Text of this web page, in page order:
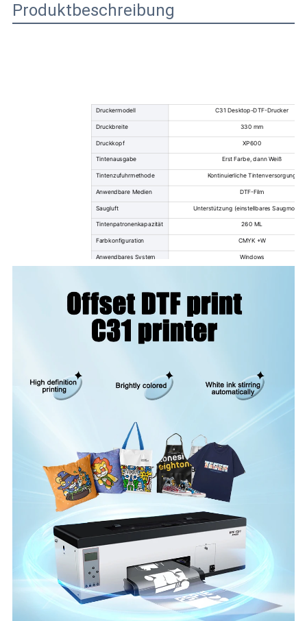
Produktbeschreibung
Druckermodell C31 Desktop-DTF-Drucker
Druckbreite 330 mm
Druckkopf XP600
Tintenausgabe Erst Farbe, dann Weiß
Tintenzufuhrmethode Kontinuierliche Tintenversorgung
Anwendbare Medien DTF-Film
Saugluft Unterstützung (einstellbares
Tintenpatronenkapazität 260 ML
Farbkonfiguration CMYK +W
Anwendbares System Windows
Aussehensmaße
Arbeitsumfeld Temperatur 15 -30℃ Luftfeuchtigkeit 40-